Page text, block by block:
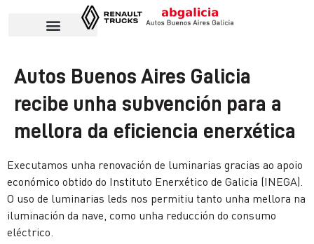
Autos Buenos Aires Galicia
recibe unha subvención para a
mellora da eficiencia enerxética
Executamos unha renovación de luminarias gracias ao apoio
económico obtido do Instituto Enerxético de Galicia (INEGA).
O uso de luminarias leds nos permitiu tanto unha mellora na
iluminación da nave, como unha reducción do consumo
eléctrico.